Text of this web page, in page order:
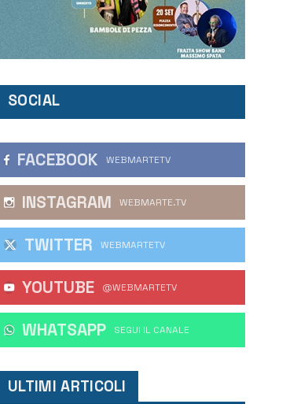
SOCIAL
FACEBOOK WEBMARTETV
INSTAGRAM WEBMARTE.TV
TWITTER WEBMARTETV
YOUTUBE @WEBMARTETV
WHATSAPP ‎SEGUI IL CANALE
ULTIMI ARTICOLI